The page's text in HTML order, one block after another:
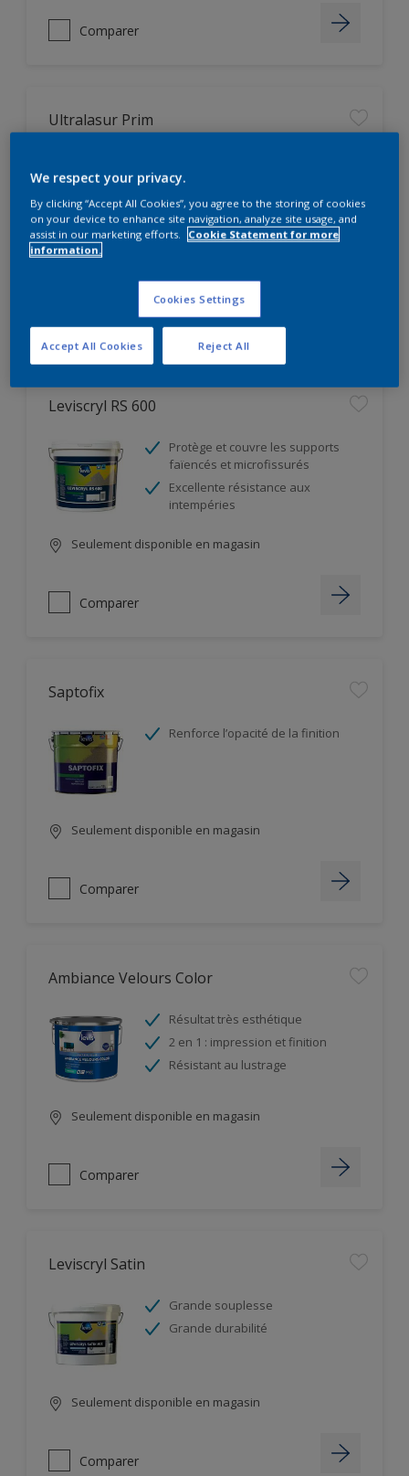
Comparer
Ultralasur Prim
Ne coule pas
Seulement disponible en magasin
Comparer
Leviscryl RS 600
Protège et couvre les supports
faïencés et microfissurés
Excellente résistance aux
intempéries
Seulement disponible en magasin
Comparer
Saptofix
Renforce l’opacité de la finition
Seulement disponible en magasin
Comparer
Ambiance Velours Color
Résultat très esthétique
2 en 1 : impression et finition
Résistant au lustrage
Seulement disponible en magasin
Comparer
Leviscryl Satin
Grande souplesse
Grande durabilité
Seulement disponible en magasin
Comparer
We respect your privacy.
By clicking “Accept All Cookies”, you agree to the storing of cookies
on your device to enhance site navigation, analyze site usage, and
assist in our marketing efforts.
Cookie Statement for more
information.
Cookies Settings
Reject All
Accept All Cookies